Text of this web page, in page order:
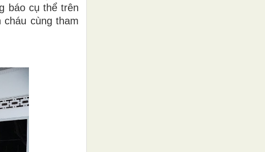
báo cụ thể trên
cùng tham